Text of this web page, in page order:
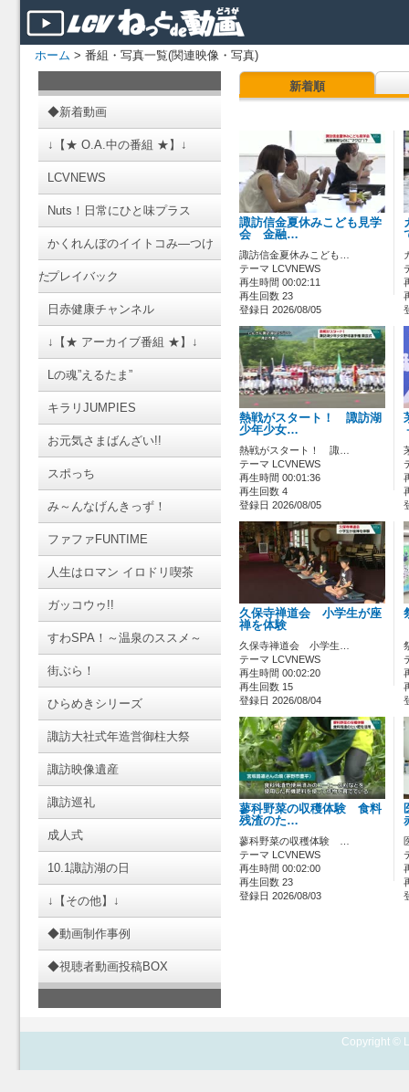
ホーム > 番組・写真一覧(関連映像・写真)
◆新着動画
↓【★ O.A.中の番組 ★】↓
LCVNEWS
Nuts！日常にひと味プラス
かくれんぼのイイトコみ―つけ
たプレイバック
日赤健康チャンネル
↓【★ アーカイブ番組 ★】↓
Lの魂”えるたま”
キラリJUMPIES
お元気さまばんざい!!
スポっち
み～んなげんきっず！
ファファFUNTIME
人生はロマン イロドリ喫茶
ガッコウゥ!!
すわSPA！～温泉のススメ～
街ぶら！
ひらめきシリーズ
諏訪大社式年造営御柱大祭
諏訪映像遺産
諏訪巡礼
成人式
10.1諏訪湖の日
↓【その他】↓
◆動画制作事例
◆視聴者動画投稿BOX
新着順
諏訪信金夏休みこども見学
会 金融…
諏訪信金夏休みこども…
テーマ LCVNEWS
再生時間 00:02:11
再生回数 23
登録日 2026/08/05
熱戦がスタート！ 諏訪湖
少年少女…
熱戦がスタート！ 諏…
テーマ LCVNEWS
再生時間 00:01:36
再生回数 4
登録日 2026/08/05
久保寺禅道会 小学生が座
禅を体験
久保寺禅道会 小学生…
テーマ LCVNEWS
再生時間 00:02:20
再生回数 15
登録日 2026/08/04
蓼科野菜の収穫体験 食料
残渣のた…
蓼科野菜の収穫体験 …
テーマ LCVNEWS
再生時間 00:02:00
再生回数 23
登録日 2026/08/03
Copyright ©